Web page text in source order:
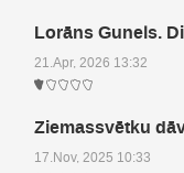
Lorāns Gunels.
21.Apr, 2026 13:32
Ziemassvētku
17.Nov, 2025 10:33